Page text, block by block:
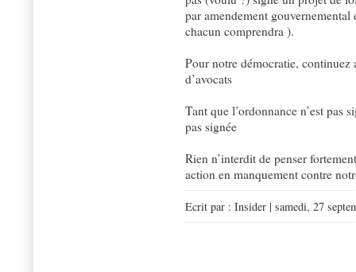
par amendement
chacun comprendra ).
Pour notre démocratie,
d’avocats
Tant que l’ordonnance n’est pas
pas signée
Rien n’interdit de penser
action en manquement contre
Ecrit par : Insider | samedi, 27